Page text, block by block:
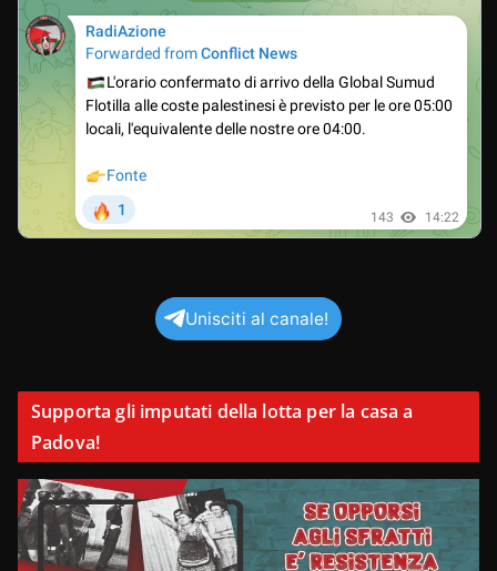
Unisciti al canale!
Supporta gli imputati della lotta per la casa a
Padova!